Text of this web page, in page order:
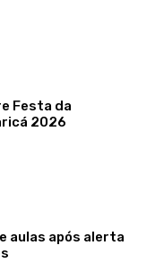
Festa da
2026
aulas após alerta